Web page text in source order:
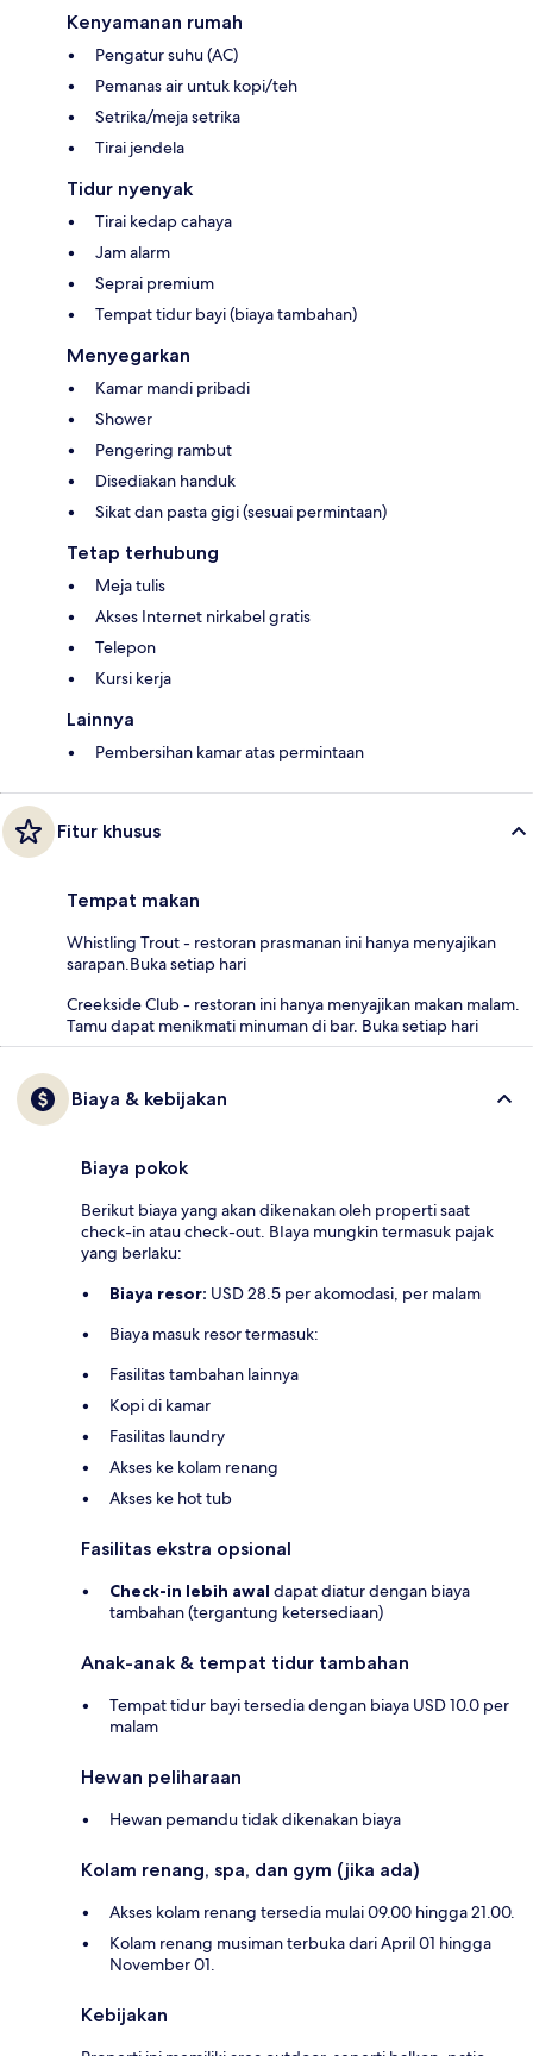
Kenyamanan rumah
Pengatur suhu (AC)
Pemanas air untuk kopi/teh
Setrika/meja setrika
Tirai jendela
Tidur nyenyak
Tirai kedap cahaya
Jam alarm
Seprai premium
Tempat tidur bayi (biaya tambahan)
Menyegarkan
Kamar mandi pribadi
Shower
Pengering rambut
Disediakan handuk
Sikat dan pasta gigi (sesuai permintaan)
Tetap terhubung
Meja tulis
Akses Internet nirkabel gratis
Telepon
Kursi kerja
Lainnya
Pembersihan kamar atas permintaan
Fitur khusus
Tempat makan
Whistling Trout - restoran prasmanan ini hanya menyajikan
sarapan.Buka setiap hari
Creekside Club - restoran ini hanya menyajikan makan malam.
Tamu dapat menikmati minuman di bar. Buka setiap hari
Biaya & kebijakan
Biaya pokok
Berikut biaya yang akan dikenakan oleh properti saat
check-in atau check-out. BIaya mungkin termasuk pajak
yang berlaku:
Biaya resor: USD 28.5 per akomodasi, per malam
Biaya masuk resor termasuk:
Fasilitas tambahan lainnya
Kopi di kamar
Fasilitas laundry
Akses ke kolam renang
Akses ke hot tub
Fasilitas ekstra opsional
Check-in lebih awal dapat diatur dengan biaya
tambahan (tergantung ketersediaan)
Anak-anak & tempat tidur tambahan
Tempat tidur bayi tersedia dengan biaya USD 10.0 per
malam
Hewan peliharaan
Hewan pemandu tidak dikenakan biaya
Kolam renang, spa, dan gym (jika ada)
Akses kolam renang tersedia mulai 09.00 hingga 21.00.
Kolam renang musiman terbuka dari April 01 hingga
November 01.
Kebijakan